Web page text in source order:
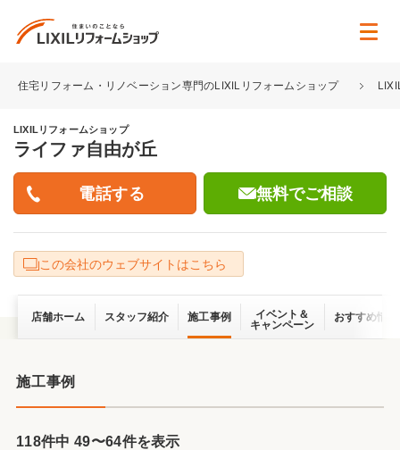
住宅リフォーム・リノベーション専門のLIXILリフォームショップ
LIXILリフォームショップ
ライファ自由が丘
無料でご相談
この会社のウェブサイトはこちら
店舗ホーム スタッフ紹介 施工事例
イベント＆
キャンペーン
おすすめ情報
施工事例
118件中 49〜64件を表示